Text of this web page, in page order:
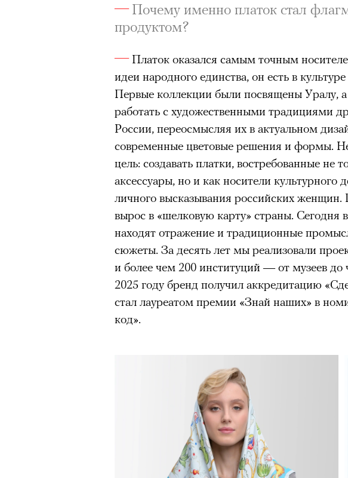
Почему именно платок стал
продуктом?
Платок оказался самым точным
идеи народного единства, он есть в
Первые коллекции были посвящены Уралу,
работать с художественными традициями
России, переосмысляя их в актуальном
современные цветовые решения и формы.
цель: создавать платки, востребованные не
аксессуары, но и как носители культурного
личного высказывания российских женщин.
вырос в «шелковую карту» страны. Сегодня
находят отражение и традиционные
сюжеты. За десять лет мы реализовали
и более чем 200 институций — от музеев
2025 году бренд получил аккредитацию
стал лауреатом премии «Знай наших» в
код».
Адресованный
добросердечный
точно не будет
дни очередного
мигрантского
Кадр из фильма «Зеленые глаза»